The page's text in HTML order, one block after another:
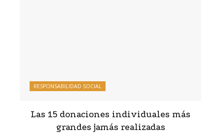
RESPONSABILIDAD SOCIAL
Las 15 donaciones individuales más
grandes jamás realizadas